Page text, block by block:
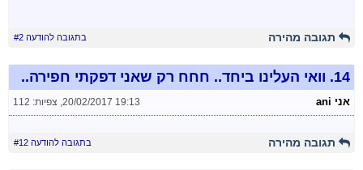
תגובה מהירה בתגובה להודעה #2
14. וואי העלינו ביחד.. חחח רק שאני דפקתי חפירה..
אני ani 20/02/2017 19:13
, צפיות: 112
תגובה מהירה בתגובה להודעה #12